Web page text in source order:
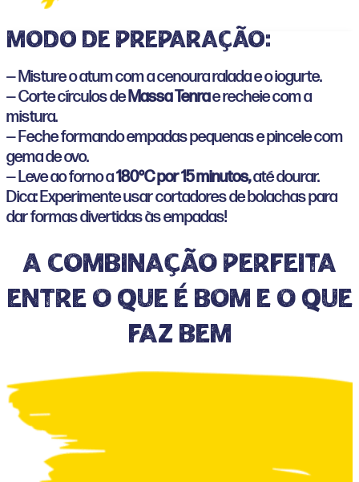
Modo de preparação:
— Misture o atum com a cenoura ralada e o iogurte.
— Corte círculos deMassa Tenrae recheie com a
mistura.
— Feche formando empadas pequenas e pincele com
gema de ovo.
— Leve ao forno a180°C por 15 minutos,até dourar.
Dica: Experimente usar cortadores de bolachas para
dar formas divertidas às empadas!
A combinação perfeita
entre o que é bom e o que
faz bem